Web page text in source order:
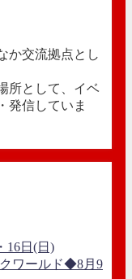
か交流拠点とし
所として、イベ
発信していま
16日(日)
ワールド◆8月9